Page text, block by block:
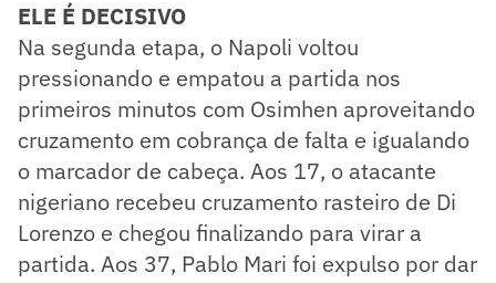
ELE É DECISIVO
Na segunda etapa, o Napoli voltou
pressionando e empatou a partida nos
primeiros minutos com Osimhen aproveitando
cruzamento em cobrança de falta e igualando
o marcador de cabeça. Aos 17, o atacante
nigeriano recebeu cruzamento rasteiro de Di
Lorenzo e chegou finalizando para virar a
partida. Aos 37, Pablo Mari foi expulso por dar